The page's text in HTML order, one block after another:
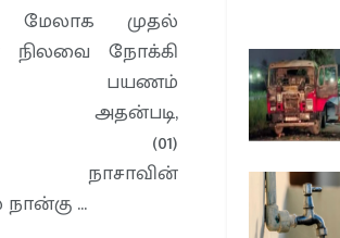
மேலாக முதல்
நிலவை நோக்கி
பயணம்
அதன்படி,
(01)
நாசாவின்
...